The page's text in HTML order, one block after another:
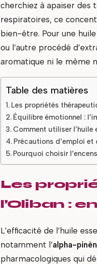
cherchiez à apaiser des
respiratoires, ce
bien-être. Pour une
ou l’autre procédé
aromatique ni le même
Table des matières
Les propriétés
Équilibre émotionnel :
Comment utiliser l’huile
Précautions d’emploi
Pourquoi choisir
Les
l’Oliban :
L’efficacité de l’huile
notamment l’alpha-
pharmacologiques qui